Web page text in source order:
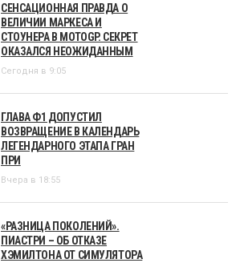
СЕНСАЦИОННАЯ ПРАВДА О
ВЕЛИЧИИ МАРКЕСА И
СТОУНЕРА В MOTOGP. СЕКРЕТ
ОКАЗАЛСЯ НЕОЖИДАННЫМ
Сегодня в 9:05
ГЛАВА Ф1 ДОПУСТИЛ
ВОЗВРАЩЕНИЕ В КАЛЕНДАРЬ
ЛЕГЕНДАРНОГО ЭТАПА ГРАН
ПРИ
Вчера в 18:55
«РАЗНИЦА ПОКОЛЕНИЙ».
ПИАСТРИ – ОБ ОТКАЗЕ
ХЭМИЛТОНА ОТ СИМУЛЯТОРА